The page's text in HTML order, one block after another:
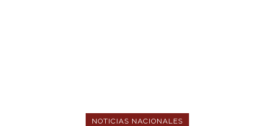
NOTICIAS NACIONALES